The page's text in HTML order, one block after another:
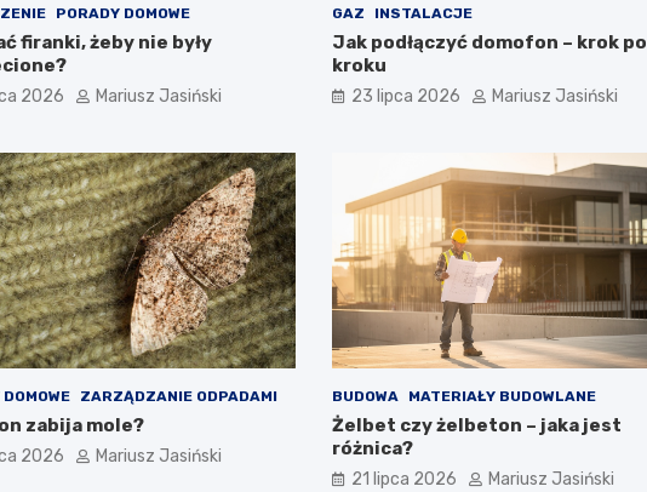
PORADY DOMOWE
firanki, żeby nie były
2026 Mariusz Jasiński
GAZ INSTALACJE
Jak podłączyć domofon – krok po
kroku
23 lipca 2026 Mariusz Jasiński
ZARZĄDZANIE ODPADAMI
zabija mole?
2026 Mariusz Jasiński
BUDOWA MATERIAŁY BUDOWLANE
Żelbet czy żelbeton – jaka jest
różnica?
21 lipca 2026 Mariusz Jasiński